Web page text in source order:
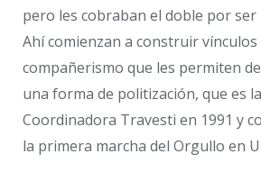
pero les cobraban el doble por
Ahí comienzan a construir vínculos
compañerismo que les permiten
una forma de politización, que es
Coordinadora Travesti en 1991 y
la primera marcha del Orgullo en